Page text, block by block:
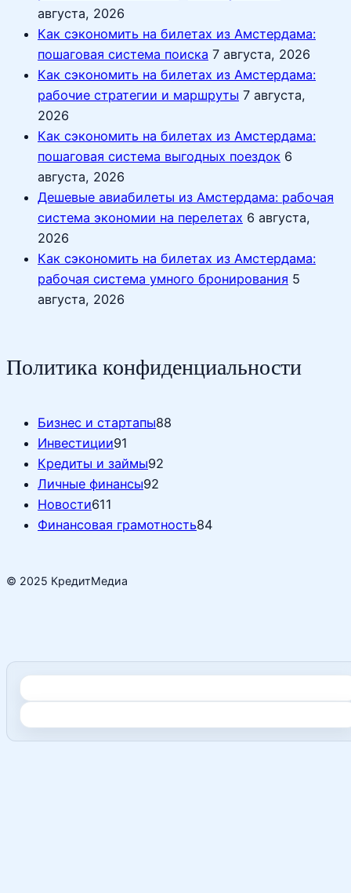
августа, 2026
Как сэкономить на билетах из Амстердама:
пошаговая система поиска 7 августа, 2026
Как сэкономить на билетах из Амстердама:
рабочие стратегии и маршруты 7 августа,
2026
Как сэкономить на билетах из Амстердама:
пошаговая система выгодных поездок 6
августа, 2026
Дешевые авиабилеты из Амстердама: рабочая
система экономии на перелетах 6 августа,
2026
Как сэкономить на билетах из Амстердама:
рабочая система умного бронирования 5
августа, 2026
Политика конфиденциальности
Бизнес и стартапы88
Инвестиции91
Кредиты и займы92
Личные финансы92
Новости611
Финансовая грамотность84
© 2025 КредитМедиа